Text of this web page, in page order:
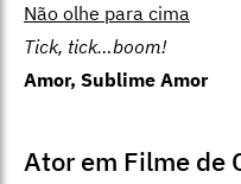
Não olhe para cima
Tick, tick…boom!
Amor, Sublime Amor
Ator em Filme de